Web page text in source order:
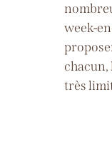
week-
chacun,
très